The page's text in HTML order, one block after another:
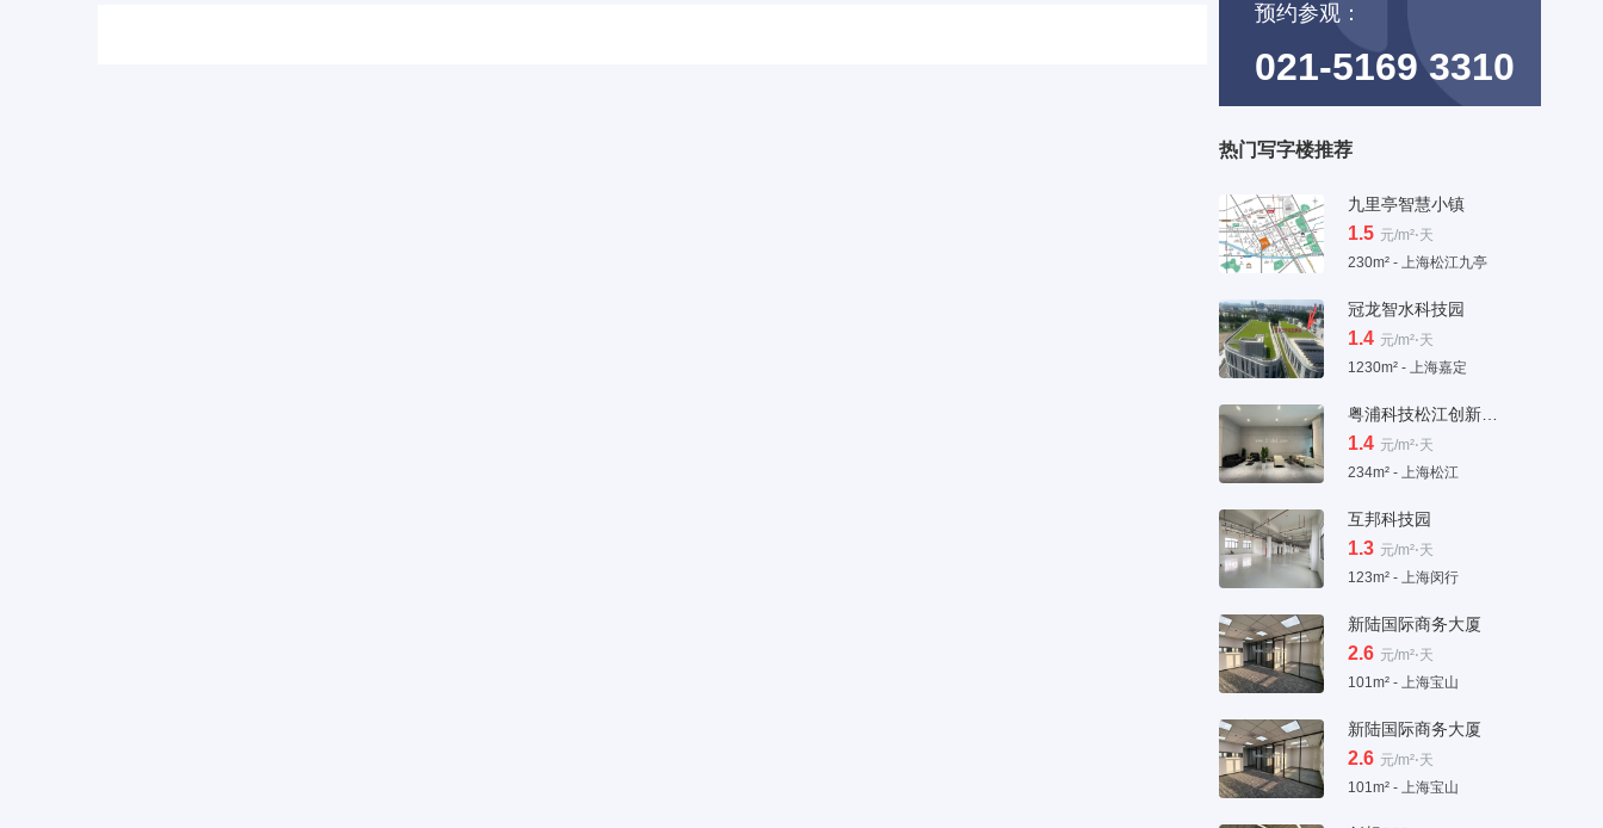
预约参观：
021-5169 3310
热门写字楼推荐
九里亭智慧小镇
1.5 元/m²⋅天
230m² - 上海松江九亭
冠龙智水科技园
1.4 元/m²⋅天
1230m² - 上海嘉定
1.4 元/m²⋅天
234m² - 上海松江
互邦科技园
1.3 元/m²⋅天
123m² - 上海闵行
新陆国际商务大厦
2.6 元/m²⋅天
101m² - 上海宝山
新陆国际商务大厦
2.6 元/m²⋅天
101m² - 上海宝山